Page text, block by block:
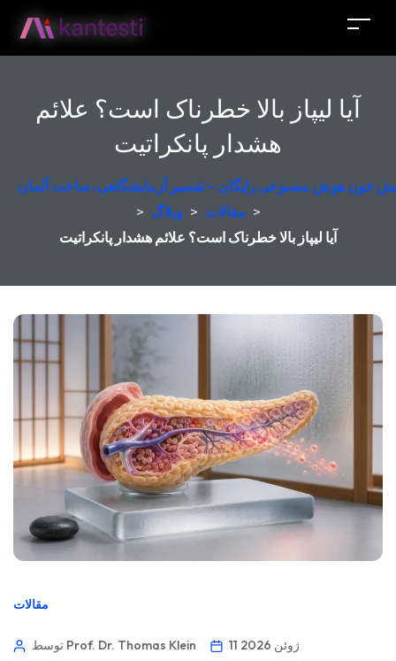
آیا لیپاز بالا خطرناک است؟ علائم
هشدار پانکراتیت
خون هوش مصنوعی رایگان – تفسیر آزمایشگاهی، ساخت آلمان
> وبلاگ > مقالات >
آیا لیپاز بالا خطرناک است؟ علائم هشدار پانکراتیت
مقالات
توسط Prof. Dr. Thomas Klein
11 ژوئن 2026